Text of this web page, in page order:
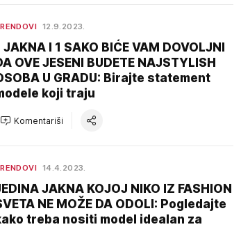
12.9.2023.
JAKNA I 1 SAKO BIĆE VAM DOVOLJNI
OVE JESENI BUDETE NAJSTYLISH
U GRADU: Birajte statement
koji traju
Komentariši
14.4.2023.
JAKNA KOJOJ NIKO IZ FASHION
NE MOŽE DA ODOLI: Pogledajte
treba nositi model idealan za